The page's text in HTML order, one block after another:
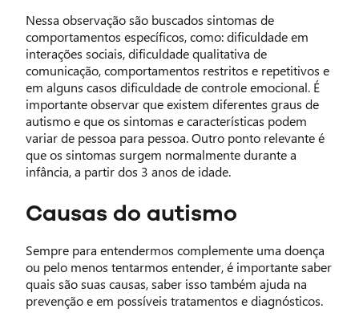
Nessa observação são buscados sintomas de
comportamentos específicos, como: dificuldade em
interações sociais, dificuldade qualitativa de
comunicação, comportamentos restritos e repetitivos e
em alguns casos dificuldade de controle emocional. É
importante observar que existem diferentes graus de
autismo e que os sintomas e características podem
variar de pessoa para pessoa. Outro ponto relevante é
que os sintomas surgem normalmente durante a
infância, a partir dos 3 anos de idade.
Causas do autismo
Sempre para entendermos complemente uma doença
ou pelo menos tentarmos entender, é importante saber
quais são suas causas, saber isso também ajuda na
prevenção e em possíveis tratamentos e diagnósticos.